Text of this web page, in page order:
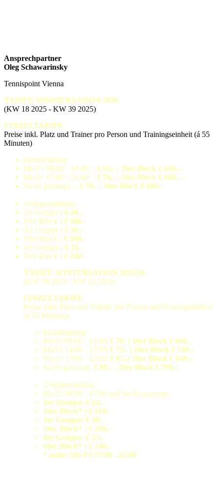
Ansprechpartner
Oleg Schawarinsky
Tennispoint Vienna
TARIFE SOMMERSAISON 2026
(KW 18 2025 - KW 39 2025)
EINZELTARIFE
Preise inkl. Platz und Trainer pro Person und Trainingseinheit (á 55
Minuten)
Einzeltraining:
Mo-Fr 08:00 - 14:00: : € 65,- | 10er Block € 630,--
Mo-Fr 17:00 - 21:00: : € 70,- | 10er Block € 680,--
Sa-So ganztags: : € 70,- | 10er Block € 680,-
Gruppentraining:
2er Gruppe : € 40,-
10er Block : € 380,-
3er Gruppe : € 30,-
10er Block : € 280,-
4er Gruppe : € 25,-
10er Block : € 240,-
TARIFE WINTERSAISON 2025/26
(KW 39 2025 - KW 12 2026)
EINZELTARIFE
Preise inkl. Platz und Trainer pro Person und Trainingseinheit
(á 55 Minuten)
Einzeltraining:
Mo-Fr 08:00 - 14:00: € 70- | 10er Block € 690,-
Mo-Fr 14:00 - 17:00: € 75,- | 10er Block € 740,-
Mo-Fr 17:00 - 22:00: € 85,-| 10er Block € 840,--
Sa-So ganztags: € 80,- | 10er Block € 790,-
Gruppentraining:
Mo-Fr 08:00 - 17:00 und Sa-So ganztags
2er Gruppe: € 42,-
10er Block* : € 410,-
3er Gruppe: € 30,-
10er Block* : € 290,-
4er Gruppe: € 25,-
10er Block* : € 240,-
* außer Mo-Fr 17:00 - 22:00